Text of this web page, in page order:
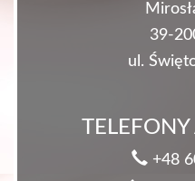
39-
ul.
+48